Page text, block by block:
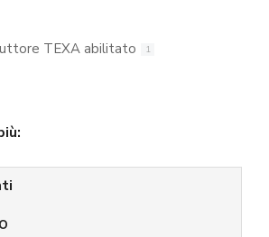
TEXA abilitato 1